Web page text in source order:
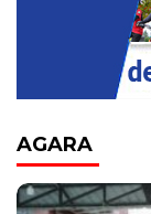
AGARA